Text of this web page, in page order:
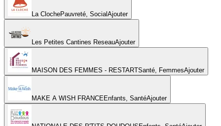
La ClochePauvreté, SocialAjouter
Les Petites Cantines ReseauAjouter
MAISON DES FEMMES - RESTARTSanté, FemmesAjouter
MAKE A WISH FRANCEEnfants, SantéAjouter